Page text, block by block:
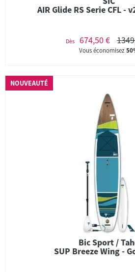
AIR Glide RS Serie CFL -
Dès 674,50 €
Vous économisez
NOUVEAUTÉ
Bic Sport /
SUP Breeze Wing -